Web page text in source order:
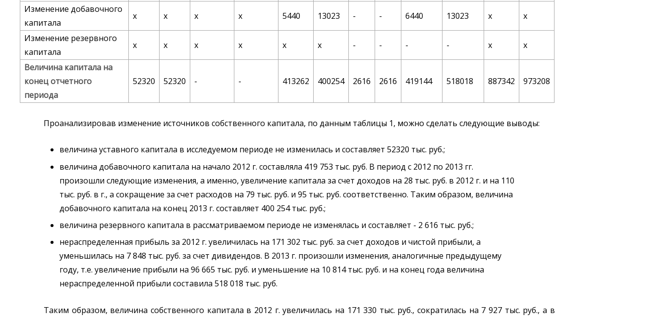
Изменение добавочного
капитала
х х х х 5440 13023 - - 6440 13023 х х
Изменение резервного
капитала
х х х х х х - - - - х х
Величина капитала на
конец отчетного
периода
52320 52320 - - 413262 400254 2616 2616 419144 518018 887342 973208
Проанализировав изменение источников собственного капитала, по данным таблицы 1, можно сделать следующие выводы:
величина уставного капитала в исследуемом периоде не изменилась и составляет 52320 тыс. руб.;
величина добавочного капитала на начало 2012 г. составляла 419 753 тыс. руб. В период с 2012 по 2013 гг.
произошли следующие изменения, а именно, увеличение капитала за счет доходов на 28 тыс. руб. в 2012 г. и на 110
тыс. руб. в г., а сокращение за счет расходов на 79 тыс. руб. и 95 тыс. руб. соответственно. Таким образом, величина
добавочного капитала на конец 2013 г. составляет 400 254 тыс. руб.;
величина резервного капитала в рассматриваемом периоде не изменялась и составляет - 2 616 тыс. руб.;
нераспределенная прибыль за 2012 г. увеличилась на 171 302 тыс. руб. за счет доходов и чистой прибыли, а
уменьшилась на 7 848 тыс. руб. за счет дивидендов. В 2013 г. произошли изменения, аналогичные предыдущему
году, т.е. увеличение прибыли на 96 665 тыс. руб. и уменьшение на 10 814 тыс. руб. и на конец года величина
нераспределенной прибыли составила 518 018 тыс. руб.
Таким образом, величина собственного капитала в 2012 г. увеличилась на 171 330 тыс. руб., сократилась на 7 927 тыс. руб., а в